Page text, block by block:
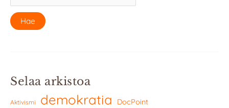
Selaa arkistoa
Aktivismi demokratia DocPoint